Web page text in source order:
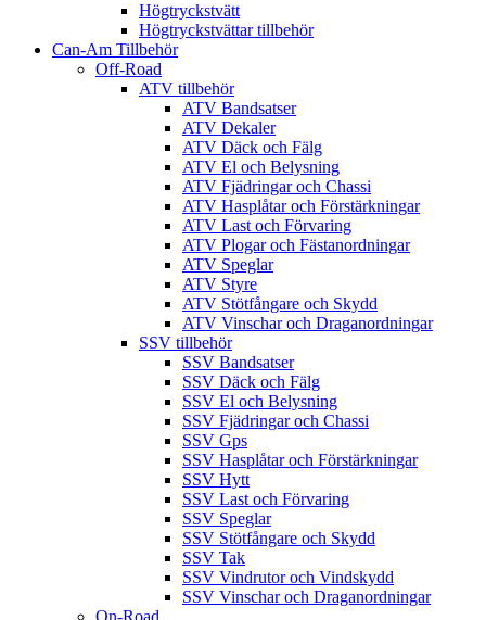
Högtryckstvätt
Högtryckstvättar tillbehör
Can-Am Tillbehör
Off-Road
ATV tillbehör
ATV Bandsatser
ATV Dekaler
ATV Däck och Fälg
ATV El och Belysning
ATV Fjädringar och Chassi
ATV Hasplåtar och Förstärkningar
ATV Last och Förvaring
ATV Plogar och Fästanordningar
ATV Speglar
ATV Styre
ATV Stötfångare och Skydd
ATV Vinschar och Draganordningar
SSV tillbehör
SSV Bandsatser
SSV Däck och Fälg
SSV El och Belysning
SSV Fjädringar och Chassi
SSV Gps
SSV Hasplåtar och Förstärkningar
SSV Hytt
SSV Last och Förvaring
SSV Speglar
SSV Stötfångare och Skydd
SSV Tak
SSV Vindrutor och Vindskydd
SSV Vinschar och Draganordningar
On-Road